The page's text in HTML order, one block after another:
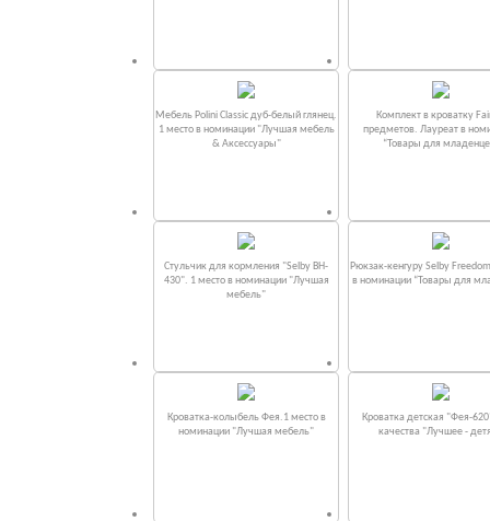
Мебель Polini Classic дуб-белый глянец.
1 место в номинации "Лучшая мебель
& Аксессуары"
Комплект в кроватку
предметов. Лауреат в
“Товары для
Стульчик для кормления "Selby BH-
430". 1 место в номинации "Лучшая
мебель"
Рюкзак-кенгуру Selby
в номинации “Товары для
Кроватка-колыбель Фея.1 место в
номинации "Лучшая мебель"
Кроватка детская "Фея-
качества "Лучшее -